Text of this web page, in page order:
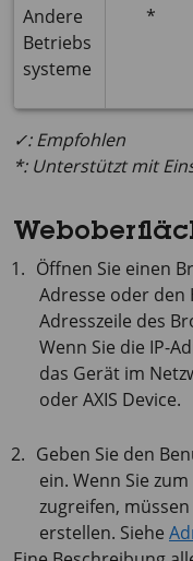
Andere
Betriebs
systeme
*
✓: Empfohlen
*: Unterstützt mit
Öffnen Sie einen
Adresse oder den
Adresszeile des
Wenn Sie die IP-
das Gerät im
oderAXIS Device.
Geben Sie den
ein. Wenn Sie
zugreifen,
erstellen. Siehe